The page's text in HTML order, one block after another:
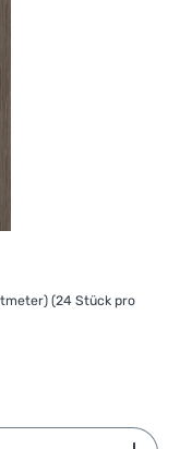
(24 Stück pro
Wert ein